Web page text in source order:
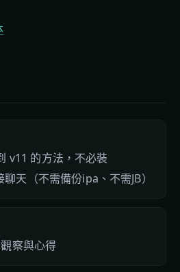
v11 的方法，不必裝
天（不需備份ipa、不需JB）
察與心得